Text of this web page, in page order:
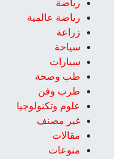
رياضة
رياضة عالمية
زراعة
سياحة
سيارات
طب وصحة
طرب وفن
علوم وتكنولوجيا
غير مصنف
مقالات
منوعات